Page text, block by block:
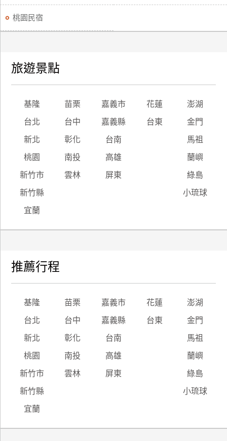
桃園民宿
旅遊景點
基隆 苗栗 嘉義市 花蓮 澎湖
台北 台中 嘉義縣 台東 金門
新北 彰化 台南 馬祖
桃園 南投 高雄 蘭嶼
新竹市 雲林 屏東 綠島
新竹縣 小琉球
宜蘭
推薦行程
基隆 苗栗 嘉義市 花蓮 澎湖
台北 台中 嘉義縣 台東 金門
新北 彰化 台南 馬祖
桃園 南投 高雄 蘭嶼
新竹市 雲林 屏東 綠島
新竹縣 小琉球
宜蘭